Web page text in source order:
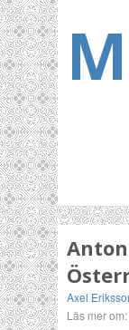
Axel
Läs mer om: